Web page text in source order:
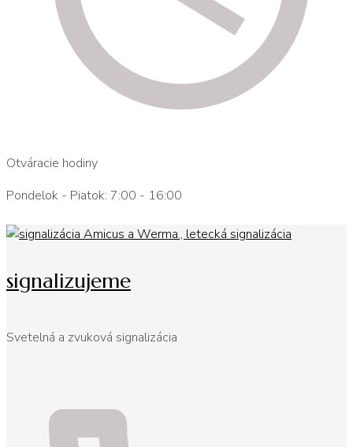
Otváracie hodiny
Pondelok - Piatok: 7:00 - 16:00
signalizujeme
Svetelná a zvuková signalizácia